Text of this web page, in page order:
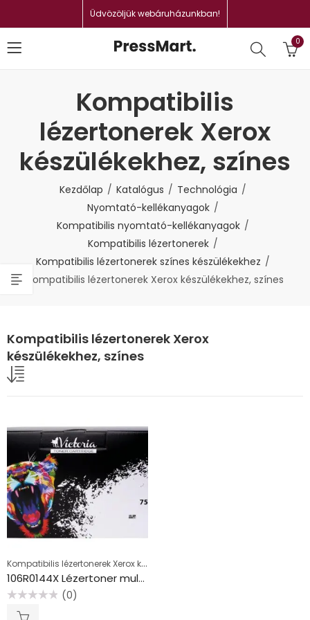
Üdvözöljük webáruházunkban!
0
Kompatibilis
lézertonerek Xerox
készülékekhez, színes
Kezdőlap Katalógus
Technológia
Nyomtató-kellékanyagok
Kompatibilis nyomtató-kellékanyagok
Kompatibilis lézertonerek
Kompatibilis lézertonerek színes készülékekhez
Kompatibilis lézertonerek Xerox készülékekhez, színes
Kompatibilis lézertonerek Xerox
készülékekhez, színes
Kompatibilis lézertonerek Xerox készülékekhez, színes
106R0144X Lézertoner multipack Phaser 7500 nyomtatóhoz, VICTORIA TECHNOLOGY, b+c+m+y, 19,8k+3*17,8k
(0)